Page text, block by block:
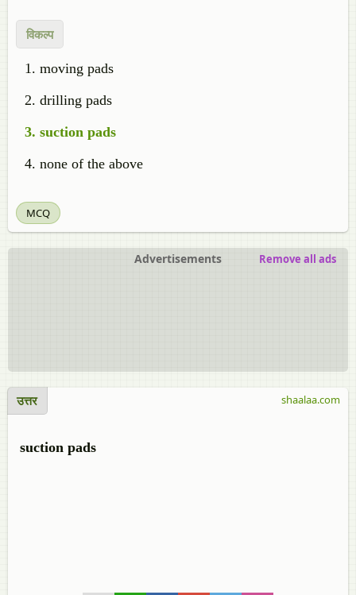
विकल्प
moving pads
drilling pads
suction pads
none of the above
MCQ
Advertisements Remove all ads
उत्तर
suction pads
shaalaa.com